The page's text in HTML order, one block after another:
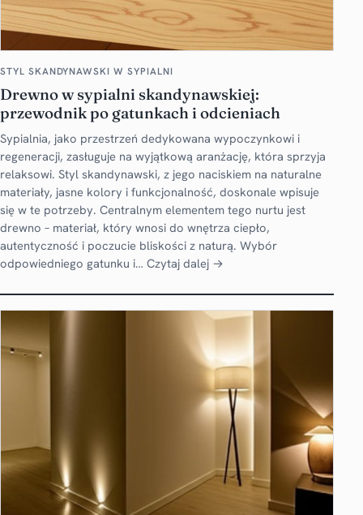
STYL SKANDYNAWSKI W SYPIALNI
Drewno w sypialni skandynawskiej:
przewodnik po gatunkach i odcieniach
Sypialnia, jako przestrzeń dedykowana wypoczynkowi i
regeneracji, zasługuje na wyjątkową aranżację, która sprzyja
relaksowi. Styl skandynawski, z jego naciskiem na naturalne
materiały, jasne kolory i funkcjonalność, doskonale wpisuje
się w te potrzeby. Centralnym elementem tego nurtu jest
drewno – materiał, który wnosi do wnętrza ciepło,
autentyczność i poczucie bliskości z naturą. Wybór
odpowiedniego gatunku i… Czytaj dalej →